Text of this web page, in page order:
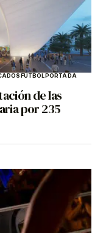
FÚTBOLPORTADA
de las
por 235